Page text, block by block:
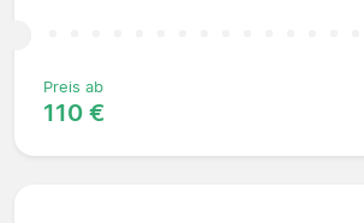
Preis ab
110 €